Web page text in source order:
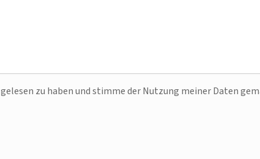
gelesen zu haben und stimme der Nutzung meiner Daten